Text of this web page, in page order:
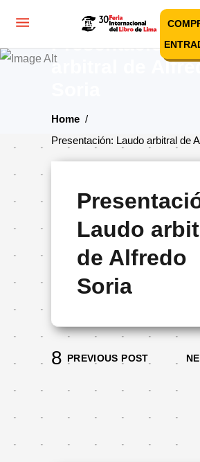
Presentación:
arbitral de
Home /
Presentación: Laudo arbitral de
Laudo
de Alfredo
Soria
PREVIOUS POST